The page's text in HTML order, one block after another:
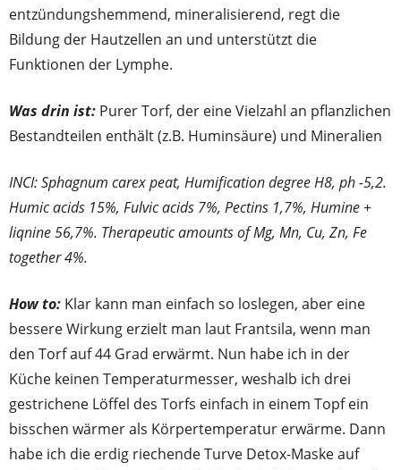
entzündungshemmend, mineralisierend, regt die
Bildung der Hautzellen an und unterstützt die
Funktionen der Lymphe.
Was drin ist: Purer Torf, der eine Vielzahl an pflanzlichen
Bestandteilen enthält (z.B. Huminsäure) und Mineralien
INCI: Sphagnum carex peat, Humification degree H8, ph -5,2.
Humic acids 15%, Fulvic acids 7%, Pectins 1,7%, Humine +
liqnine 56,7%. Therapeutic amounts of Mg, Mn, Cu, Zn, Fe
together 4%.
How to: Klar kann man einfach so loslegen, aber eine
bessere Wirkung erzielt man laut Frantsila, wenn man
den Torf auf 44 Grad erwärmt. Nun habe ich in der
Küche keinen Temperaturmesser, weshalb ich drei
gestrichene Löffel des Torfs einfach in einem Topf ein
bisschen wärmer als Körpertemperatur erwärme. Dann
habe ich die erdig riechende Turve Detox-Maske auf